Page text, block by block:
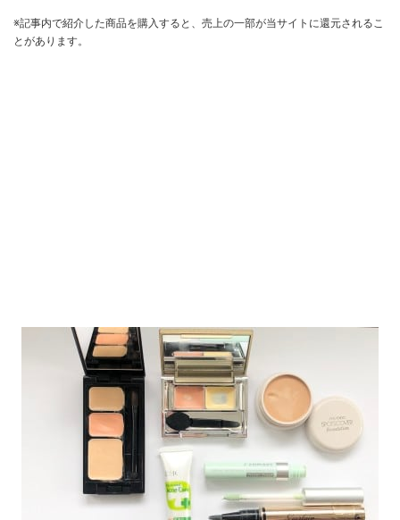
※記事内で紹介した商品を購入すると、売上の一部が当サイトに還元されるこ
とがあります。